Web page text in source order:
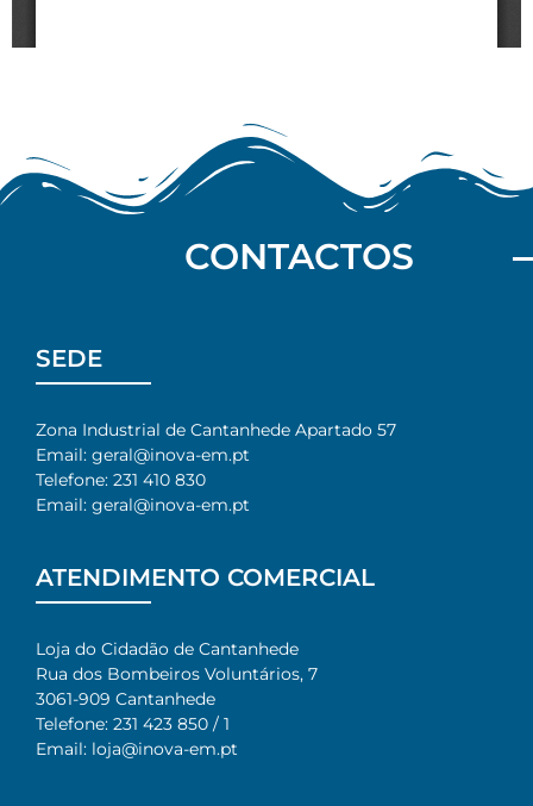
CONTACTOS
SEDE
Zona Industrial de Cantanhede Apartado 57
Email: geral@inova-em.pt
Telefone: 231 410 830
Email: geral@inova-em.pt
ATENDIMENTO COMERCIAL
Loja do Cidadão de Cantanhede
Rua dos Bombeiros Voluntários, 7​
3061-909 Cantanhede​
Telefone: 231 423 850 / 1
Email: loja@inova-em.pt​